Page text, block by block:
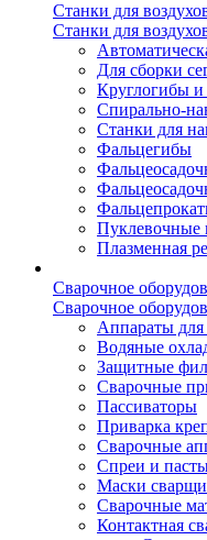
Станки для
Станки для
Для сборки
Круглогибы
Спирально-
Станки для
Фальцегибы
Пуклевочные
Плазменная
Сварочное
Сварочное
Аппараты для
Водяные
Защитные
Сварочные
Пассиваторы
Приварка
Сварочные
Спреи и
Маски
Сварочные
Контактная